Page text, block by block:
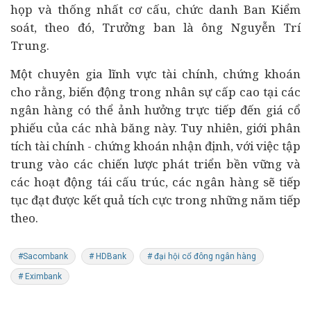
họp và thống nhất cơ cấu, chức danh Ban Kiểm
soát, theo đó, Trưởng ban là ông Nguyễn Trí
Trung.
Một chuyên gia lĩnh vực tài chính, chứng khoán
cho rằng, biến động trong nhân sự cấp cao tại các
ngân hàng có thể ảnh hưởng trực tiếp đến giá cổ
phiếu của các nhà băng này. Tuy nhiên, giới phân
tích tài chính - chứng khoán nhận định, với việc tập
trung vào các chiến lược phát triển bền vững và
các hoạt động tái cấu trúc, các ngân hàng sẽ tiếp
tục đạt được kết quả tích cực trong những năm tiếp
theo.
#Sacombank # HDBank # đại hội cổ đông ngân hàng
# Eximbank